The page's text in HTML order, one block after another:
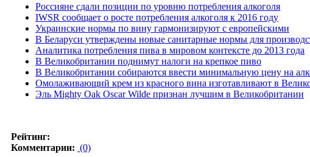
Россияне сдали позиции по уровню потребления алкоголя
IWSR сообщает о росте потребления алкоголя к 2016 году
Украинские нормы по вину гармонизируют с европейскими
В Беларуси утверждены новые санитарные нормы для
Аналитика потребления пива в мировом контексте до 2013 года
В Великобритании поднимут налоги на крепкое пиво
В Великобритании собираются ввести минимальную цену на
Омолаживающий крем из красного вина изготавливают в
Эль Mighty Oak Oscar Wilde признан лучшим в Великобритании
Рейтинг:
Комментарии: (0)